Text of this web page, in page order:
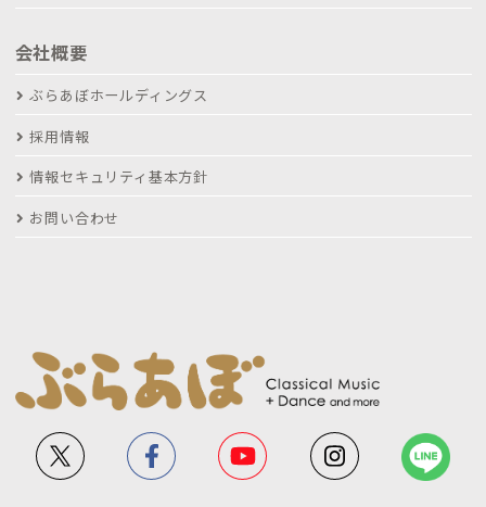
会社概要
ぶらあぼホールディングス
採用情報
情報セキュリティ基本方針
お問い合わせ